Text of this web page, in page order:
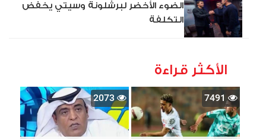
الضوء الأخضر لبرشلونة وسيتي يخفض
التكلفة
الأكثر قراءة
7491
2073